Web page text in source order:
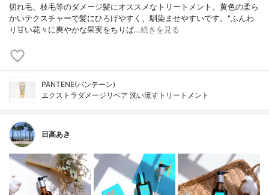
切れ毛、枝毛等のダメージ髪にオススメなトリートメント。黄色の柔ら
かいテクスチャーで髪にひろげやすく、馴染ませやすいです。"ふんわ
り甘い花々に爽やかな果実をちりば…続きを見る
PANTENE(パンテーン)
エクストラダメージリペア 洗い流すトリートメント
日高あき